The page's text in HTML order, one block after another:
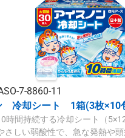
7-8860-11
冷却シート 1箱(3枚×10
時間持続する冷却シート（
さしい弱酸性で、急な発熱や